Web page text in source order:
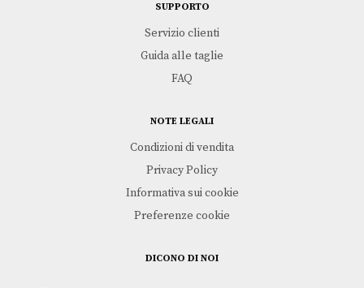
SUPPORTO
Servizio clienti
Guida alle taglie
FAQ
NOTE LEGALI
Condizioni di vendita
Privacy Policy
Informativa sui cookie
Preferenze cookie
DICONO DI NOI